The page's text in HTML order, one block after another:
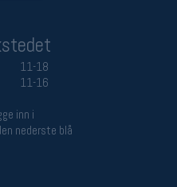
11-18
11-16
inn i
nederste blå